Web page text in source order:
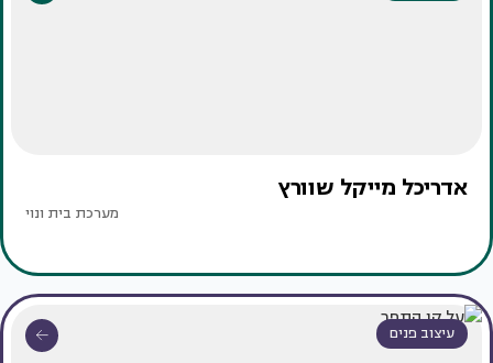
אדריכל מייקל שוורץ
מערכת בית ונוי
עיצוב פנים